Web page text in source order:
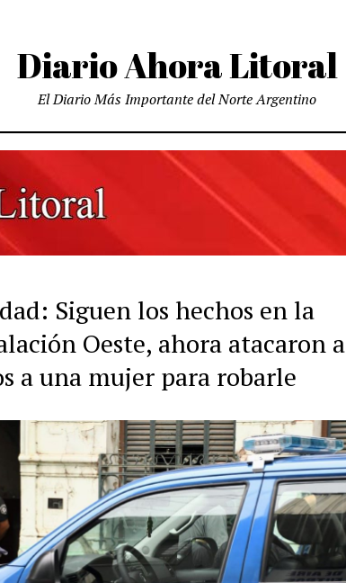
Diario Ahora Litoral
El Diario Más Importante del Norte Argentino
Siguen los hechos en la
Oeste, ahora atacaron a
a una mujer para robarle